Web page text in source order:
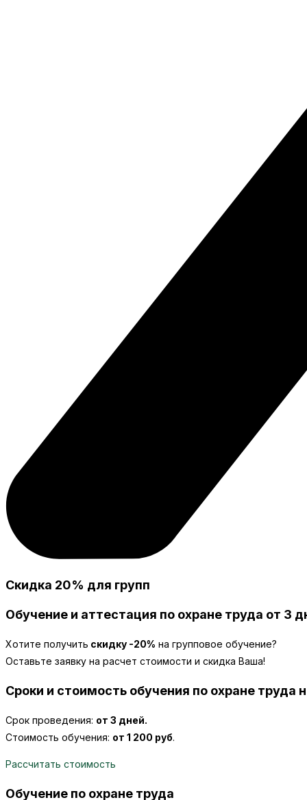
Скидка 20% для групп
Обучение и аттестация по охране труда от 3
Хотите получить скидку -20% на групповое обучение?
Оставьте заявку на расчет стоимости и скидка Ваша!
Сроки и стоимость обучения по охране труда
Срок проведения: от 3 дней.
Стоимость обучения: от 1 200 руб.
Рассчитать стоимость
Обучение по охране труда